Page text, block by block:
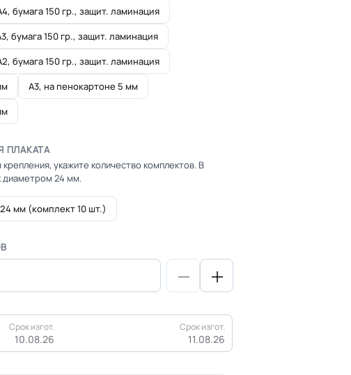
бумага 150 гр., защит. ламинация
бумага 150 гр., защит. ламинация
бумага 150 гр., защит. ламинация
А3, на пенокартоне 5 мм
ПЛАКАТА
укажите количество комплектов. В
диаметром 24 мм.
мм (комплект 10 шт.)
Срок изгот.
10.08.26
Срок изгот.
11.08.26